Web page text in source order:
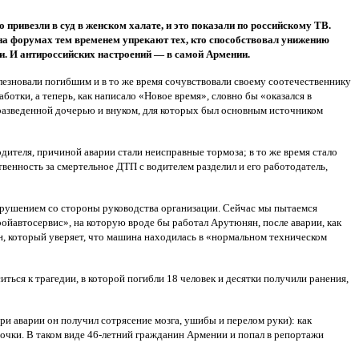
в суд в женском халате, и это показали по российскому ТВ.
тем временем упрекают тех, кто способствовал унижению
И антироссийских настроений — в самой Армении.
погибшим и в то же время сочувствовали своему соотечественнику
а теперь, как написало «Новое время», словно бы «оказался в
дочерью и внуком, для которых был основным источником
причиной аварии стали неисправные тормоза; в то же время стало
за смертельное ДТП с водителем разделил и его работодатель,
со стороны руководства организации. Сейчас мы пытаемся
на которую вроде бы работал Арутюнян, после аварии, как
уверяет, что машина находилась в «нормальном техническом
к трагедии, в которой погибли 18 человек и десятки получили ранения,
аварии он получил сотрясение мозга, ушибы и перелом руки): как
В таком виде 46-летний гражданин Армении и попал в репортажи